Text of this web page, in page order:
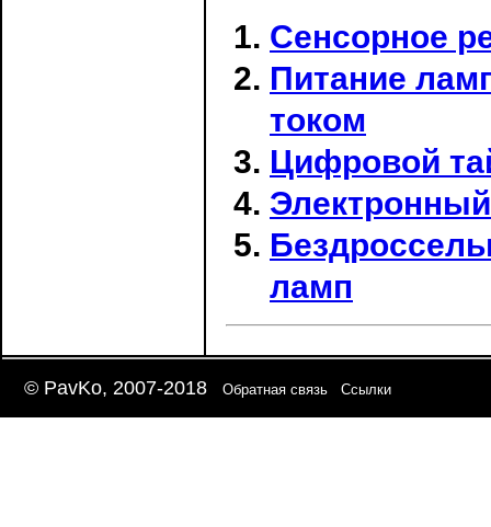
Сенсорное
Питание
током
Цифровой
ламп
© PavKo, 2007-2018 Обратная связь Ссылки